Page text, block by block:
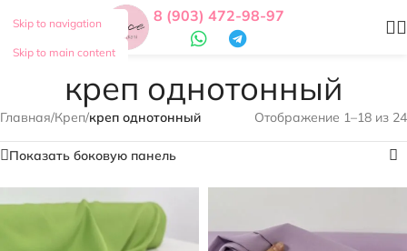
Skip to navigation
Skip to main content
8 (903) 472-98-97
креп однотонный
Главная/Креп/креп однотонный Отображение 1–18 из 24
Показать боковую панель